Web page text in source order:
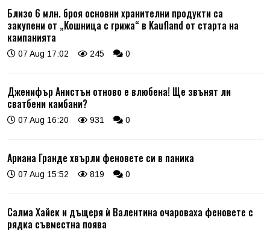
Близо 6 млн. броя основни хранителни продукти са
закупени от „Кошница с грижа“ в Kaufland от старта на
кампанията
07 Aug 17:02 245 0
Дженифър Анистън отново е влюбена! Ще звънят ли
сватбени камбани?
07 Aug 16:20 931 0
Ариана Гранде хвърли феновете си в паника
07 Aug 15:52 819 0
Салма Хайек и дъщеря ѝ Валентина очароваха феновете с
рядка съвместна поява